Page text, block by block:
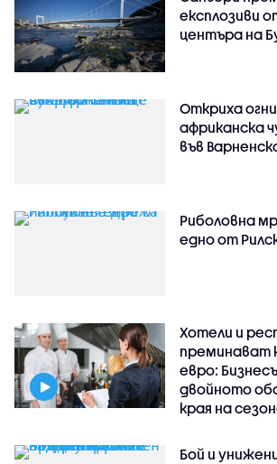
експлозиви
центъра на
Откриха
африканска
във
Риболовна
едно от
Хотели и
преминават
евро:
двойното
края на
Бой и